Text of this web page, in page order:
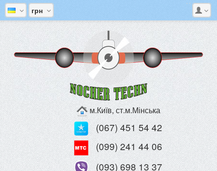
грн
м.Київ, ст.м.Мінська
(067) 451 54 42
(099) 241 44 06
(093) 698 13 37